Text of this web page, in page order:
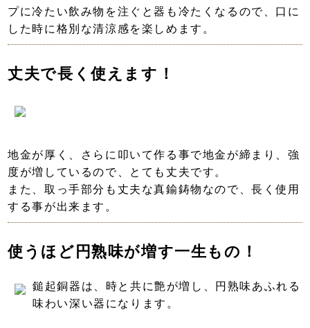
プに冷たい飲み物を注ぐと器も冷たくなるので、口に
した時に格別な清涼感を楽しめます。
丈夫で長く使えます！
地金が厚く、さらに叩いて作る事で地金が締まり、強
度が増しているので、とても丈夫です。
また、取っ手部分も丈夫な真鍮鋳物なので、長く使用
する事が出来ます。
使うほど円熟味が増す一生もの！
鎚起銅器は、時と共に艶が増し、円熟味あふれる
味わい深い器になります。